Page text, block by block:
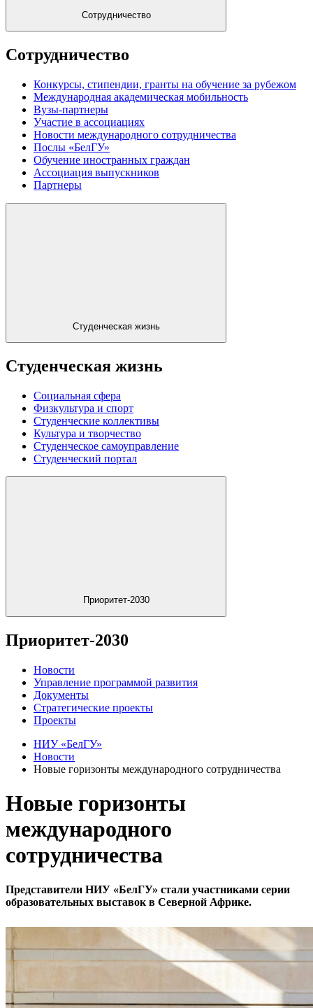
Сотрудничество
Сотрудничество
Конкурсы, стипендии, гранты на обучение за рубежом
Международная академическая мобильность
Вузы-партнеры
Участие в ассоциациях
Новости международного сотрудничества
Послы «БелГУ»
Обучение иностранных граждан
Ассоциация выпускников
Партнеры
Студенческая жизнь
Студенческая жизнь
Социальная сфера
Физкультура и спорт
Студенческие коллективы
Культура и творчество
Студенческое самоуправление
Студенческий портал
Приоритет-2030
Приоритет-2030
Новости
Управление программой развития
Документы
Стратегические проекты
Проекты
НИУ «БелГУ»
Новости
Новые горизонты международного сотрудничества
Новые горизонты
международного
сотрудничества
Представители НИУ «БелГУ» стали участниками серии
образовательных выставок в Северной Африке.